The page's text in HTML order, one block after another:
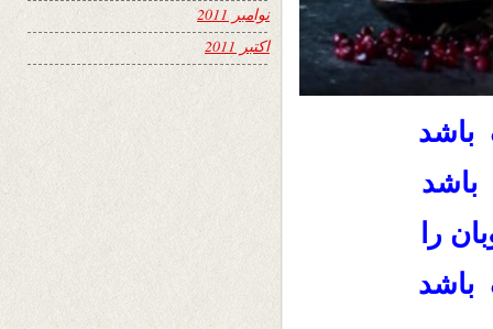
باشد
را
باشد
نوامبر 2011
اکتبر 2011